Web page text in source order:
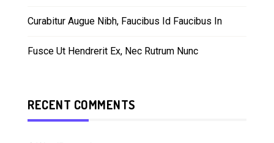
Curabitur Augue Nibh, Faucibus Id Faucibus In
Fusce Ut Hendrerit Ex, Nec Rutrum Nunc
RECENT COMMENTS